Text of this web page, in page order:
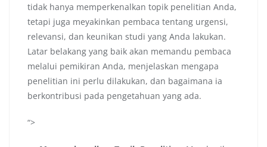
tidak hanya memperkenalkan topik penelitian Anda,
tetapi juga meyakinkan pembaca tentang urgensi,
relevansi, dan keunikan studi yang Anda lakukan.
Latar belakang yang baik akan memandu pembaca
melalui pemikiran Anda, menjelaskan mengapa
penelitian ini perlu dilakukan, dan bagaimana ia
berkontribusi pada pengetahuan yang ada.
“>